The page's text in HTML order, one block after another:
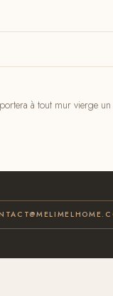
à tout mur vierge